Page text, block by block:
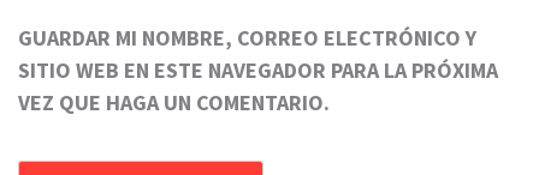
GUARDAR MI NOMBRE, CORREO ELECTRÓNICO Y
SITIO WEB EN ESTE NAVEGADOR PARA LA PRÓXIMA
VEZ QUE HAGA UN COMENTARIO.